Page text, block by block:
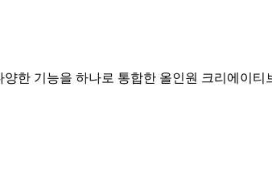
한 기능을 하나로 통합한 올인원 크리에이